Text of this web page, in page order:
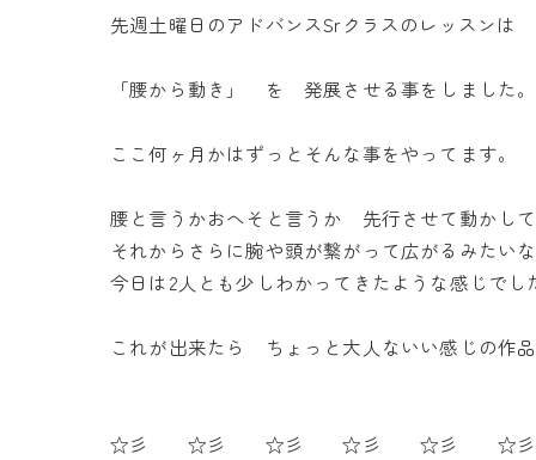
先週土曜日のアドバンスSrクラスのレッスンは
「腰から動き」 を 発展させる事をしました。
ここ何ヶ月かはずっとそんな事をやってます。
腰と言うかおへそと言うか 先行させて動かし
それからさらに腕や頭が繋がって広がるみたい
今日は2人とも少しわかってきたような感じでし
これが出来たら ちょっと大人ないい感じの作
☆彡 ☆彡 ☆彡 ☆彡 ☆彡 ☆